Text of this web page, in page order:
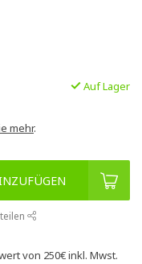
Auf Lager
mehr.
von 250€inkl. Mwst.